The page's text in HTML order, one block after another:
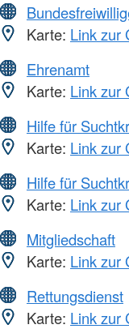
Karte: Link zur
Ehrenamt
Karte: Link zur
Hilfe für
Karte: Link zur
Hilfe für
Karte: Link zur
Mitgliedschaft
Karte: Link zur
Rettungsdienst
Karte: Link zur